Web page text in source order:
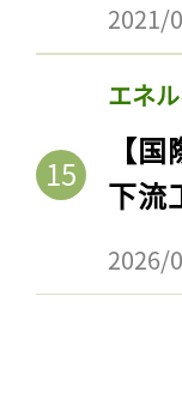
2021/
エネ
【
下流
2026/